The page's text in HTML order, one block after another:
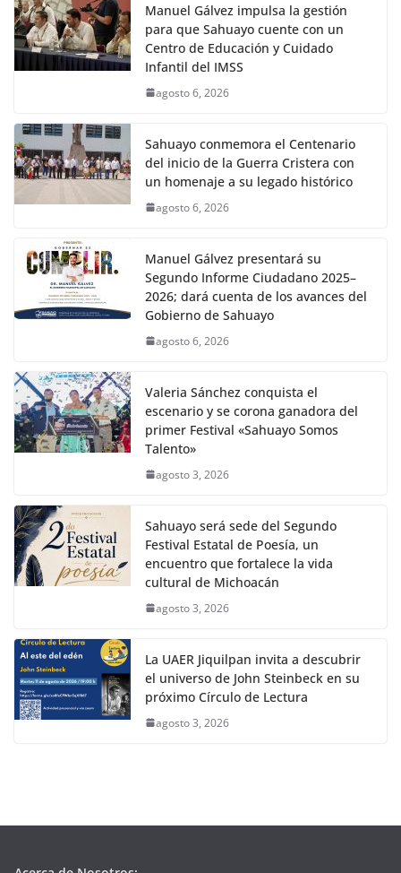
Manuel Gálvez impulsa la gestión
para que Sahuayo cuente con un
Centro de Educación y Cuidado
Infantil del IMSS
agosto 6, 2026
Sahuayo conmemora el Centenario
del inicio de la Guerra Cristera con
un homenaje a su legado histórico
agosto 6, 2026
Manuel Gálvez presentará su
Segundo Informe Ciudadano 2025–
2026; dará cuenta de los avances del
Gobierno de Sahuayo
agosto 6, 2026
Valeria Sánchez conquista el
escenario y se corona ganadora del
primer Festival «Sahuayo Somos
Talento»
agosto 3, 2026
Sahuayo será sede del Segundo
Festival Estatal de Poesía, un
encuentro que fortalece la vida
cultural de Michoacán
agosto 3, 2026
La UAER Jiquilpan invita a descubrir
el universo de John Steinbeck en su
próximo Círculo de Lectura
agosto 3, 2026